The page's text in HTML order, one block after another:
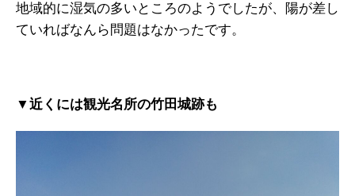
地域的に湿気の多いところのようでしたが、陽が差し
ていればなんら問題はなかったです。
▼近くには観光名所の竹田城跡も